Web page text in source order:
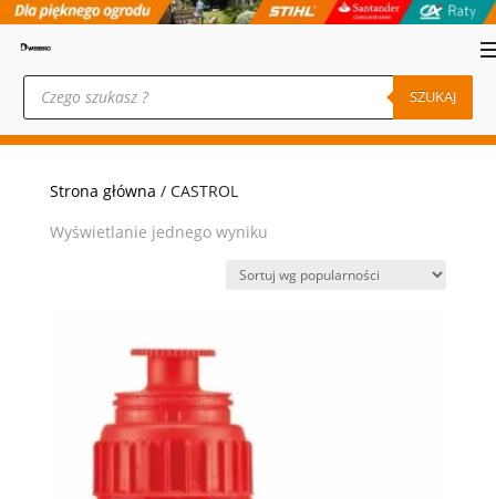
Wyszukiwarka
produktów SZUKAJ
Strona główna / CASTROL
Wyświetlanie jednego wyniku